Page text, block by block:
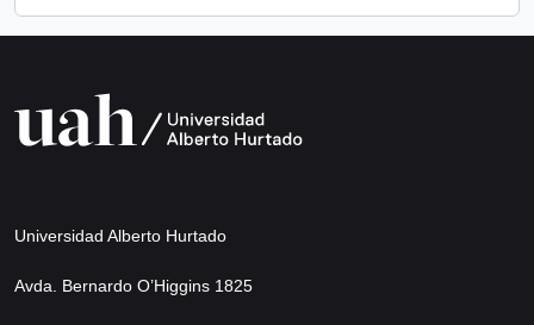
Universidad Alberto Hurtado
Avda. Bernardo O’Higgins 1825